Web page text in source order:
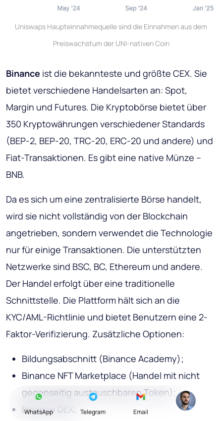
Uniswaps Haupteinnahmequelle sind die Einnahmen aus dem
Preiswachstum der UNI-nativen Coin
Binance ist die bekannteste und größte CEX. Sie
bietet verschiedene Handelsarten an: Spot,
Margin und Futures. Die Kryptobörse bietet über
350 Kryptowährungen verschiedener Standards
(BEP-2, BEP-20, TRC-20, ERC-20 und andere) und
Fiat-Transaktionen. Es gibt eine native Münze –
BNB.
Da es sich um eine zentralisierte Börse handelt,
wird sie nicht vollständig von der Blockchain
angetrieben, sondern verwendet die Technologie
nur für einige Transaktionen. Die unterstützten
Netzwerke sind BSC, BC, Ethereum und andere.
Der Handel erfolgt über eine traditionelle
Schnittstelle. Die Plattform hält sich an die
KYC/AML-Richtlinie und bietet Benutzern eine 2-
Faktor-Verifizierung. Zusätzliche Optionen:
Bildungsabschnitt (Binance Academy);
Binance NFT Marketplace (Handel mit nicht
gegenseitig austauschbaren Token);
Binance DEX;
WhatsApp Telegram Email